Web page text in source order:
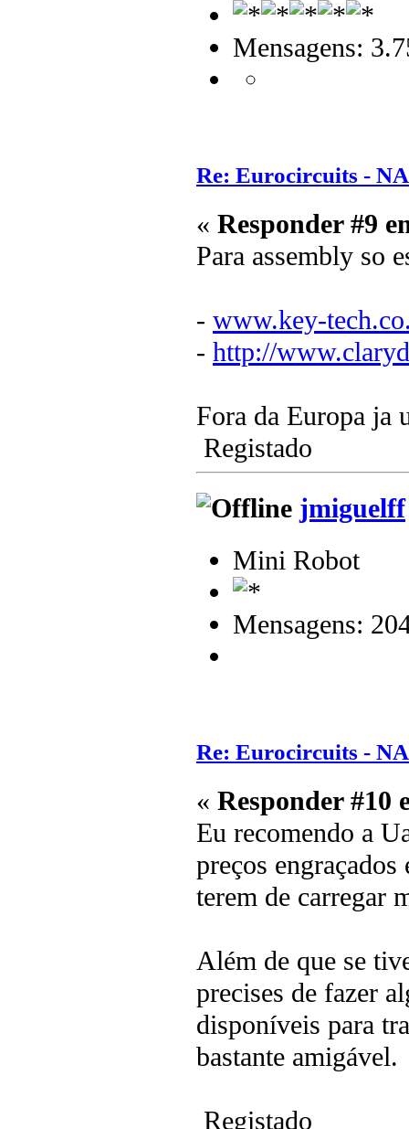
Mensagens:
Re: Eurocircuits -
« Responder #9
Para assembly so
- www.key-
- http://
Fora da Europa ja
Registado
jmiguelff
Mini Robot
Mensagens:
Re: Eurocircuits -
« Responder #10
Eu recomendo a
preços engraçados
terem de carregar
Além de que se
precises de fazer
disponíveis para
bastante amigável.
Registado